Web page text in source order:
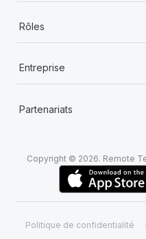
Rôles
Entreprise
Partenariats
Copyright © 2026. Remote
Politique de confidentialité